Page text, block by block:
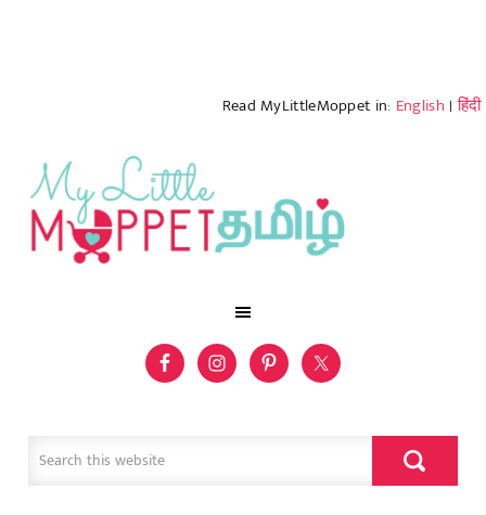
Read MyLittleMoppet in: English |हिंदी